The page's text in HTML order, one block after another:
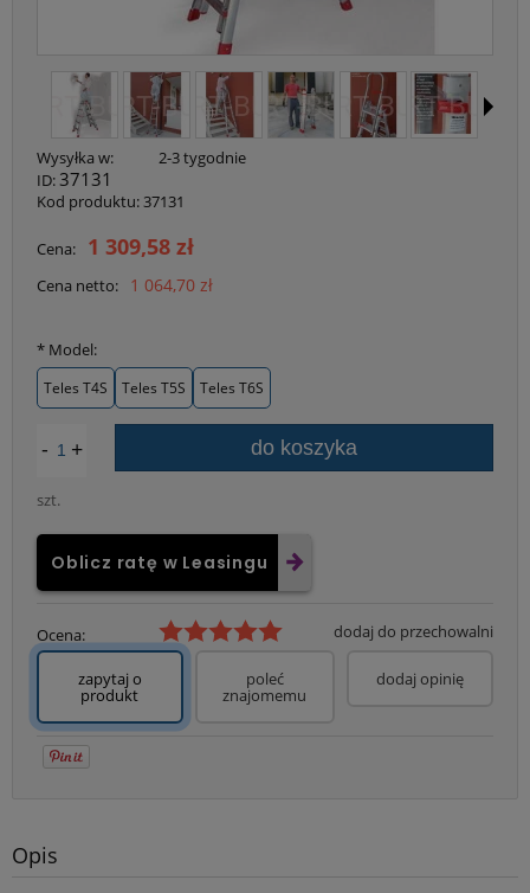
Wysyłka w:
2-3 tygodnie
ID:37131
Kod produktu:37131
Cena: 1 309,58 zł
Cena netto: 1 064,70 zł
* Model:
Teles T4S Teles T5S Teles T6S
+
-
szt.
do koszyka
Oblicz ratę w Leasingu
Ocena: dodaj do przechowalni
zapytaj o
produkt
poleć
znajomemu
dodaj opinię
Opis